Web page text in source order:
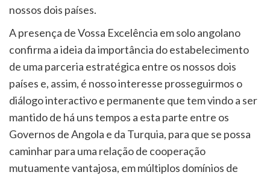
nossos dois países.
A presença de Vossa Excelência em solo angolano
confirma a ideia da importância do estabelecimento
de uma parceria estratégica entre os nossos dois
países e, assim, é nosso interesse prosseguirmos o
diálogo interactivo e permanente que tem vindo a ser
mantido de há uns tempos a esta parte entre os
Governos de Angola e da Turquia, para que se possa
caminhar para uma relação de cooperação
mutuamente vantajosa, em múltiplos domínios de